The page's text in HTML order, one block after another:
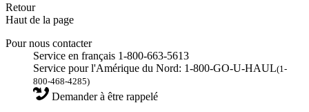
Retour
Haut de la page
Pour nous contacter
Service en français 1-800-663-5613
Service pour l'Amérique du Nord: 1-800-GO-U-HAUL(1-
800-468-4285)
Demander à être rappelé